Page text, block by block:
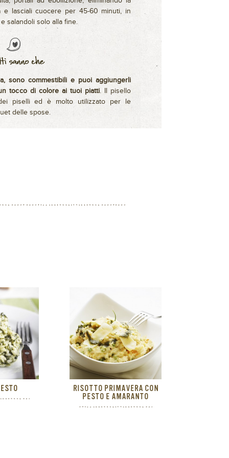
e lasciali cuocere per 45-60 minuti, in
salandoli solo alla fine.
sono commestibili e puoi aggiungerli
tocco di colore ai tuoi piatti. Il pisello
piselli ed è molto utilizzato per le
delle spose.
RISOTTO PRIMAVERA CON
PESTO E AMARANTO